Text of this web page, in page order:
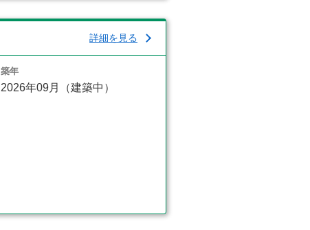
詳細を見る
築年
2026年09月（建築中）